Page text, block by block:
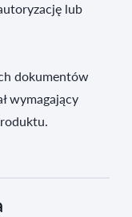
lub
dokumentów
wymagający